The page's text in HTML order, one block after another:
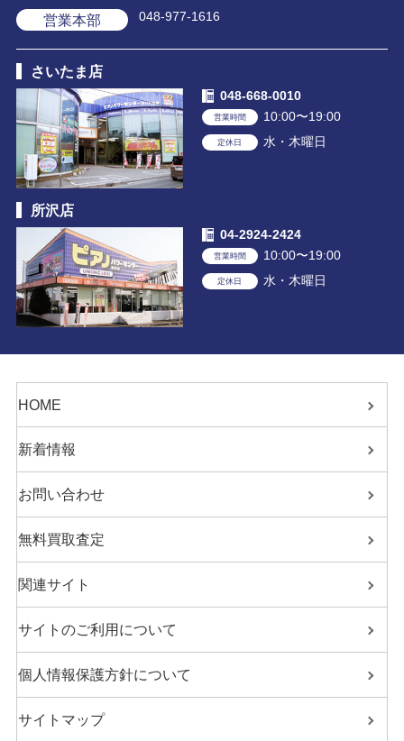
営業本部 048-977-1616
さいたま店
048-668-0010
営業時間 10:00〜19:00
定休日 水・木曜日
所沢店
04-2924-2424
営業時間 10:00〜19:00
定休日 水・木曜日
HOME
新着情報
お問い合わせ
無料買取査定
関連サイト
サイトのご利用について
個人情報保護方針について
サイトマップ